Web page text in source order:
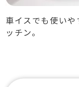
車イスでも使い
ッチン。